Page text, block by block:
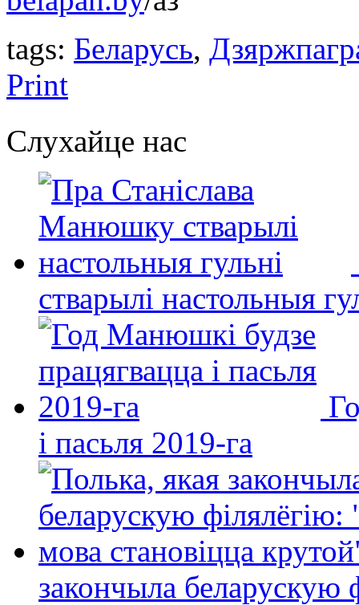
tags: Беларусь,
Print
Слухайце нас
стварылі настольныя
і пасьля 2019-га
закончыла беларускую